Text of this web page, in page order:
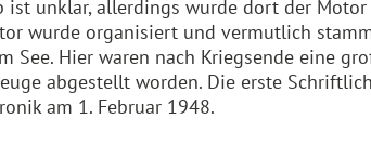
ist unklar, allerdings wurde dort der
wurde organisiert und vermutlich
See. Hier waren nach Kriegsende eine
abgestellt worden. Die erste
am 1. Februar 1948.